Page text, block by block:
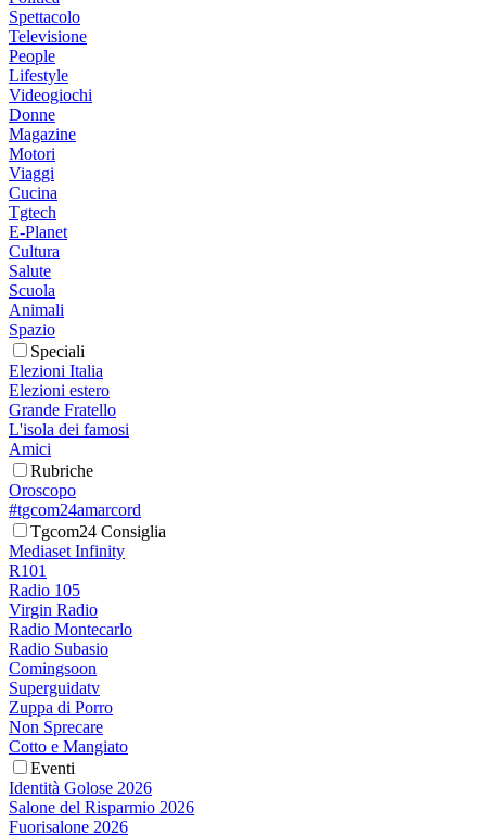
Spettacolo
Televisione
People
Lifestyle
Videogiochi
Donne
Magazine
Motori
Viaggi
Cucina
Tgtech
E-Planet
Cultura
Salute
Scuola
Animali
Spazio
Speciali
Elezioni Italia
Elezioni estero
Grande Fratello
L'isola dei famosi
Amici
Rubriche
Oroscopo
#tgcom24amarcord
Tgcom24 Consiglia
Mediaset Infinity
R101
Radio 105
Virgin Radio
Radio Montecarlo
Radio Subasio
Comingsoon
Superguidatv
Zuppa di Porro
Non Sprecare
Cotto e Mangiato
Eventi
Identità Golose 2026
Salone del Risparmio 2026
Fuorisalone 2026